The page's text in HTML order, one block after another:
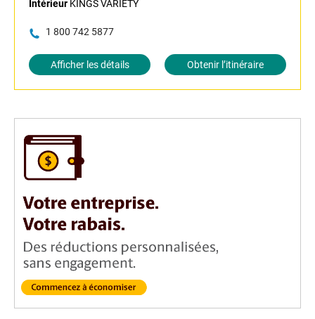
Intérieur KINGS VARIETY
1 800 742 5877
Afficher les détails Obtenir l’itinéraire